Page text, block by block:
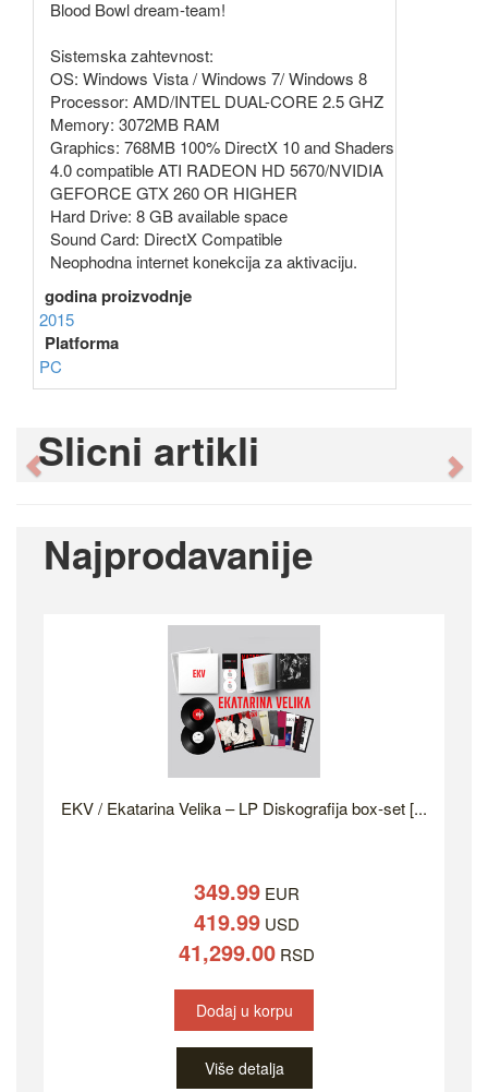
Blood Bowl dream-team!
Sistemska zahtevnost:
OS: Windows Vista / Windows 7/ Windows 8
Processor: AMD/INTEL DUAL-CORE 2.5 GHZ
Memory: 3072MB RAM
Graphics: 768MB 100% DirectX 10 and Shaders
4.0 compatible ATI RADEON HD 5670/NVIDIA
GEFORCE GTX 260 OR HIGHER
Hard Drive: 8 GB available space
Sound Card: DirectX Compatible
Neophodna internet konekcija za aktivaciju.
godina proizvodnje
2015
Platforma
PC
Slicni artikli
Previous
Najprodavanije
EKV / Ekatarina Velika – LP Diskografija box-set [...
349.99 EUR
419.99 USD
41,299.00 RSD
Dodaj u korpu
Više detalja